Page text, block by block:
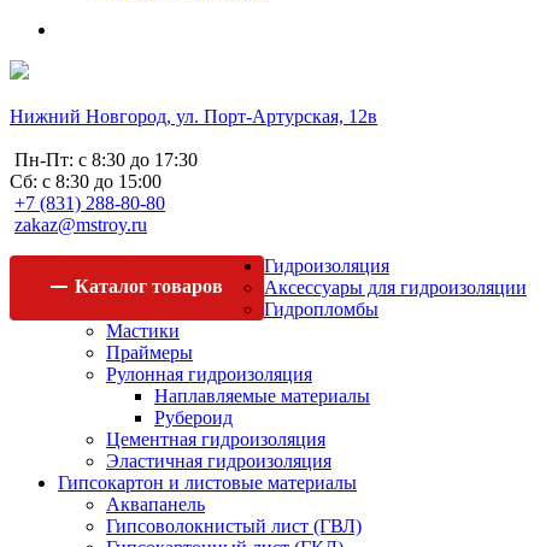
Нижний Новгород, ул. Порт-Артурская, 12в
Пн-Пт: с 8:30 до 17:30
Сб: с 8:30 до 15:00
+7 (831) 288-80-80
zakaz@mstroy.ru
Каталог товаров
Гидроизоляция
Аксессуары для гидроизоляции
Гидропломбы
Мастики
Праймеры
Рулонная гидроизоляция
Наплавляемые материалы
Рубероид
Цементная гидроизоляция
Эластичная гидроизоляция
Гипсокартон и листовые материалы
Аквапанель
Гипсоволокнистый лист (ГВЛ)